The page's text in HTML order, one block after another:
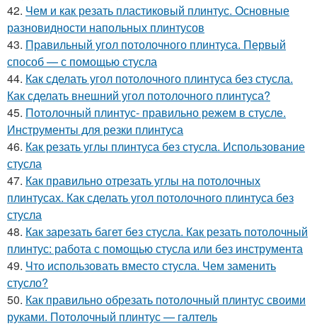
42. Чем и как резать пластиковый плинтус. Основные
разновидности напольных плинтусов
43. Правильный угол потолочного плинтуса. Первый
способ — с помощью стусла
44. Как сделать угол потолочного плинтуса без стусла.
Как сделать внешний угол потолочного плинтуса?
45. Потолочный плинтус- правильно режем в стусле.
Инструменты для резки плинтуса
46. Как резать углы плинтуса без стусла. Использование
стусла
47. Как правильно отрезать углы на потолочных
плинтусах. Как сделать угол потолочного плинтуса без
стусла
48. Как зарезать багет без стусла. Как резать потолочный
плинтус: работа с помощью стусла или без инструмента
49. Что использовать вместо стусла. Чем заменить
стусло?
50. Как правильно обрезать потолочный плинтус своими
руками. Потолочный плинтус — галтель